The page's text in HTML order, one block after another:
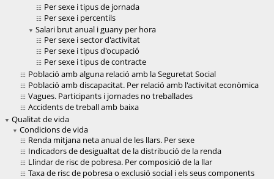
Per sexe i tipus de jornada
Per sexe i percentils
Salari brut anual i guany per hora
Per sexe i sector d'activitat
Per sexe i tipus d'ocupació
Per sexe i tipus de contracte
Població amb alguna relació amb la Seguretat Social
Població amb discapacitat. Per relació amb l'activitat econòmica
Vagues. Participants i jornades no treballades
Accidents de treball amb baixa
Qualitat de vida
Condicions de vida
Renda mitjana neta anual de les llars. Per sexe
Indicadors de desigualtat de la distribució de la renda
Llindar de risc de pobresa. Per composició de la llar
Taxa de risc de pobresa o exclusió social i els seus components